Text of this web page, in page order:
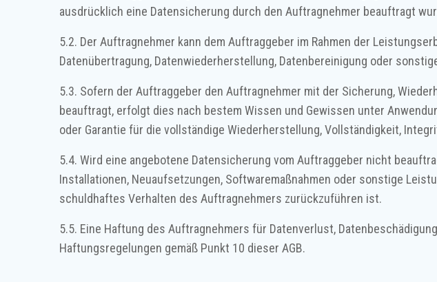
ausdrücklich eine Datensicherung durch den Auftragnehmer beauftragt
5.2. Der Auftragnehmer kann dem Auftraggeber im Rahmen der
Datenübertragung, Datenwiederherstellung, Datenbereinigung oder
5.3. Sofern der Auftraggeber den Auftragnehmer mit der Sicherung,
beauftragt, erfolgt dies nach bestem Wissen und Gewissen unter
oder Garantie für die vollständige Wiederherstellung, Vollständigkeit,
5.4. Wird eine angebotene Datensicherung vom Auftraggeber nicht
Installationen, Neuaufsetzungen, Softwaremaßnahmen oder sonstige
schuldhaftes Verhalten des Auftragnehmers zurückzuführen ist.
5.5. Eine Haftung des Auftragnehmers für Datenverlust,
Haftungsregelungen gemäß Punkt 10 dieser AGB.